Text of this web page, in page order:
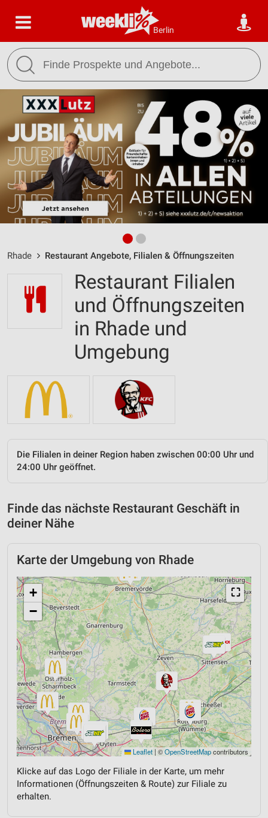
Berlin
Rhade Restaurant Angebote, Filialen & Öffnungszeiten
Restaurant Filialen
und Öffnungszeiten
in Rhade und
Umgebung
Die Filialen in deiner Region haben zwischen 00:00 Uhr und
24:00 Uhr geöffnet.
Finde das nächste Restaurant Geschäft in
deiner Nähe
Karte der Umgebung von Rhade
⛶
+
−
Leaflet | ©OpenStreetMapcontributors
Klicke auf das Logo der Filiale in der Karte, um mehr
Informationen (Öffnungszeiten & Route) zur Filiale zu
erhalten.